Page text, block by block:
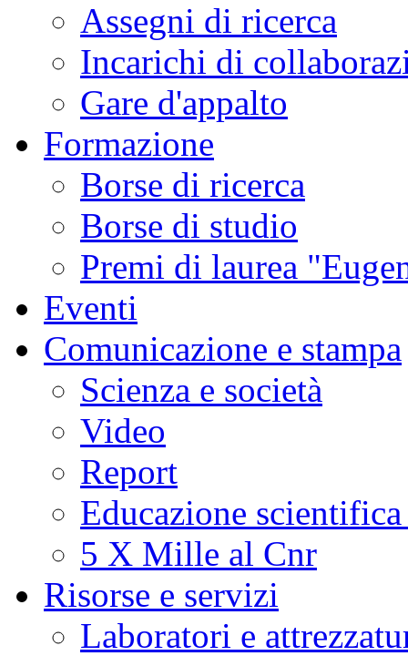
Assegni di ricerca
Incarichi di
Gare d'appalto
Formazione
Borse di ricerca
Borse di studio
Premi di laurea
Eventi
Comunicazione e stampa
Scienza e società
Video
Report
Educazione
5 X Mille al Cnr
Risorse e servizi
Laboratori e